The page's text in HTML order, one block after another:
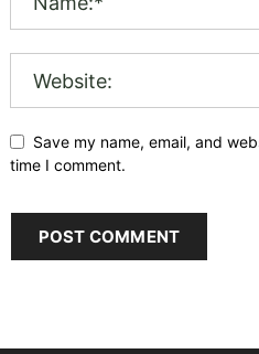
Save my name, email, and
time I comment.